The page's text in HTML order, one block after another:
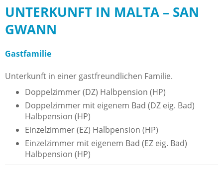
UNTERKUNFT IN MALTA – SAN
GWANN
Gastfamilie
Unterkunft in einer gastfreundlichen Familie.
Doppelzimmer (DZ) Halbpension (HP)
Doppelzimmer mit eigenem Bad (DZ eig. Bad)
Halbpension (HP)
Einzelzimmer (EZ) Halbpension (HP)
Einzelzimmer mit eigenem Bad (EZ eig. Bad)
Halbpension (HP)